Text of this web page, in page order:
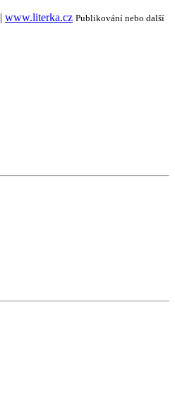
| www.literka.cz Publikování nebo další